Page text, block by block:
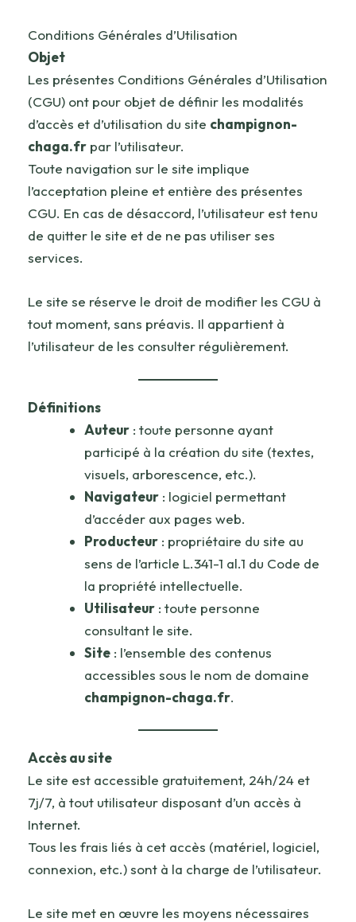
Conditions Générales d’Utilisation
Objet
Les présentes Conditions Générales d’Utilisation
(CGU) ont pour objet de définir les modalités
d’accès et d’utilisation du site champignon-
chaga.fr par l’utilisateur.
Toute navigation sur le site implique
l’acceptation pleine et entière des présentes
CGU. En cas de désaccord, l’utilisateur est tenu
de quitter le site et de ne pas utiliser ses
services.
Le site se réserve le droit de modifier les CGU à
tout moment, sans préavis. Il appartient à
l’utilisateur de les consulter régulièrement.
Définitions
Auteur : toute personne ayant
participé à la création du site (textes,
visuels, arborescence, etc.).
Navigateur : logiciel permettant
d’accéder aux pages web.
Producteur : propriétaire du site au
sens de l’article L.341-1 al.1 du Code de
la propriété intellectuelle.
Utilisateur : toute personne
consultant le site.
Site : l’ensemble des contenus
accessibles sous le nom de domaine
champignon-chaga.fr.
Accès au site
Le site est accessible gratuitement, 24h/24 et
7j/7, à tout utilisateur disposant d’un accès à
Internet.
Tous les frais liés à cet accès (matériel, logiciel,
connexion, etc.) sont à la charge de l’utilisateur.
Le site met en œuvre les moyens nécessaires